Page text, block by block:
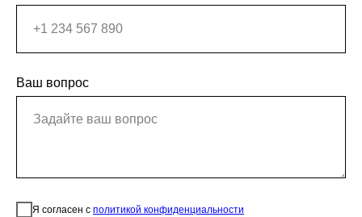
Ваш вопрос
Я согласен с политикой конфиденциальности